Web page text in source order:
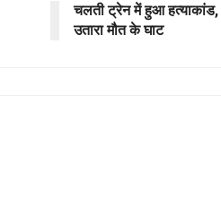
चलती ट्रेन में हुआ हत्याकांड,
उतारा मौत के घाट